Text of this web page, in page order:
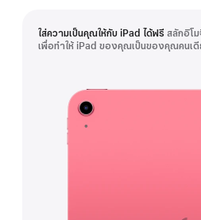
ใส่ความเป็นคุณให้กับ iPad ได้ฟรี สลักอิโ
เพื่อทำให้ iPad ของคุณเป็นของคุณคนเ